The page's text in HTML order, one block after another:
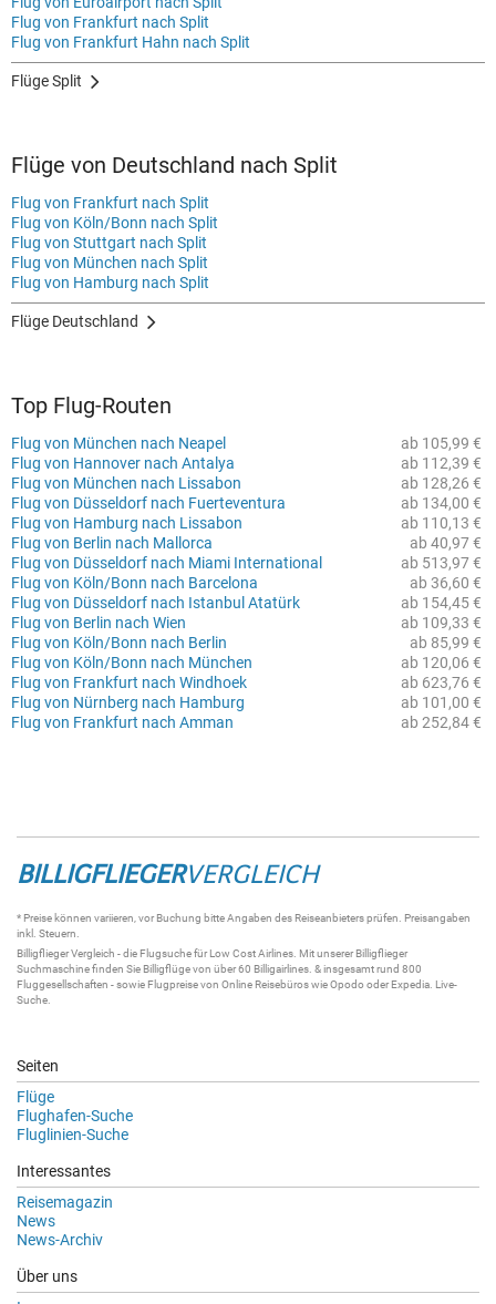
Flug von Frankfurt nach Split
Flug von Frankfurt Hahn nach Split
Flüge Split
Flüge von Deutschland nach Split
Flug von Frankfurt nach Split
Flug von Köln/Bonn nach Split
Flug von Stuttgart nach Split
Flug von München nach Split
Flug von Hamburg nach Split
Flüge Deutschland
Top Flug-Routen
ab 105,99 €
Flug von München nach Neapel
ab 112,39 €
Flug von Hannover nach Antalya
ab 128,26 €
Flug von München nach Lissabon
ab 134,00 €
Flug von Düsseldorf nach Fuerteventura
ab 110,13 €
Flug von Hamburg nach Lissabon
ab 40,97 €
Flug von Berlin nach Mallorca
ab 513,97 €
Flug von Düsseldorf nach Miami International
ab 36,60 €
Flug von Köln/Bonn nach Barcelona
ab 154,45 €
Flug von Düsseldorf nach Istanbul Atatürk
ab 109,33 €
Flug von Berlin nach Wien
ab 85,99 €
Flug von Köln/Bonn nach Berlin
ab 120,06 €
Flug von Köln/Bonn nach München
ab 623,76 €
Flug von Frankfurt nach Windhoek
ab 101,00 €
Flug von Nürnberg nach Hamburg
ab 252,84 €
Flug von Frankfurt nach Amman
BILLIGFLIEGERVERGLEICH
* Preise können variieren, vor Buchung bitte Angaben des Reiseanbieters prüfen. Preisangaben
inkl. Steuern.
BilligfliegerVergleich - die Flugsuchefür Low Cost Airlines. Mit unsererBilligflieger
Suchmaschinefinden Sie Billigflügevon über 60 Billigairlines . & insgesamt rund 800
Fluggesellschaften - sowie Flugpreise von Online Reisebüros wie Opodo oder Expedia. Live-
Suche
Seiten
Flüge
Flughafen-Suche
Fluglinien-Suche
Interessantes
Reisemagazin
News
News-Archiv
Über uns